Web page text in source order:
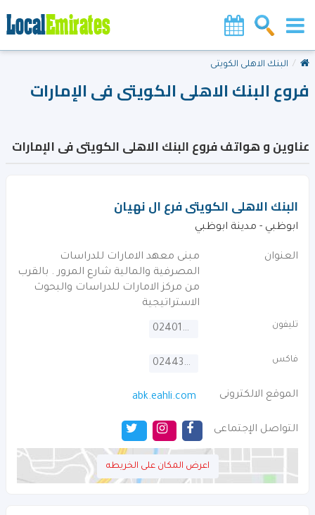
البنك الاهلى الكويتى
فروع البنك الاهلى الكويتى فى الإمارات
عناوين و هواتف فروع البنك الاهلى الكويتى فى الإمارات
البنك الاهلى الكويتى فرع ال نهيان
ابوظبي - مدينة ابوظبي
العنوان
مبنى معهد الامارات للدراسات
المصرفية والمالية شارع المرور . بالقرب
من مركز الامارات للدراسات والبحوث
الاستراتيجية
تليفون 024015111
فاكس 024439070
الموقع الالكترونى abk.eahli.com
التواصل الإجتماعى
اعرض المكان على الخريطه